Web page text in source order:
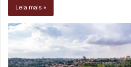
Leia mais »